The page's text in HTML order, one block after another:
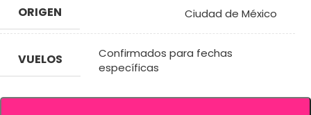
ORIGEN Ciudad de México
VUELOS
Confirmados para fechas
específicas